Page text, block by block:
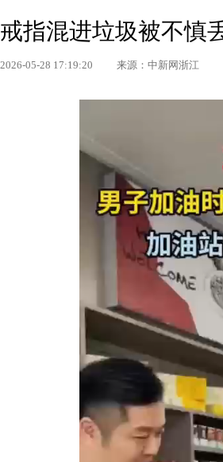
戒指混进垃圾被不慎
2026-05-28 17:19:20 来源：中新网浙江